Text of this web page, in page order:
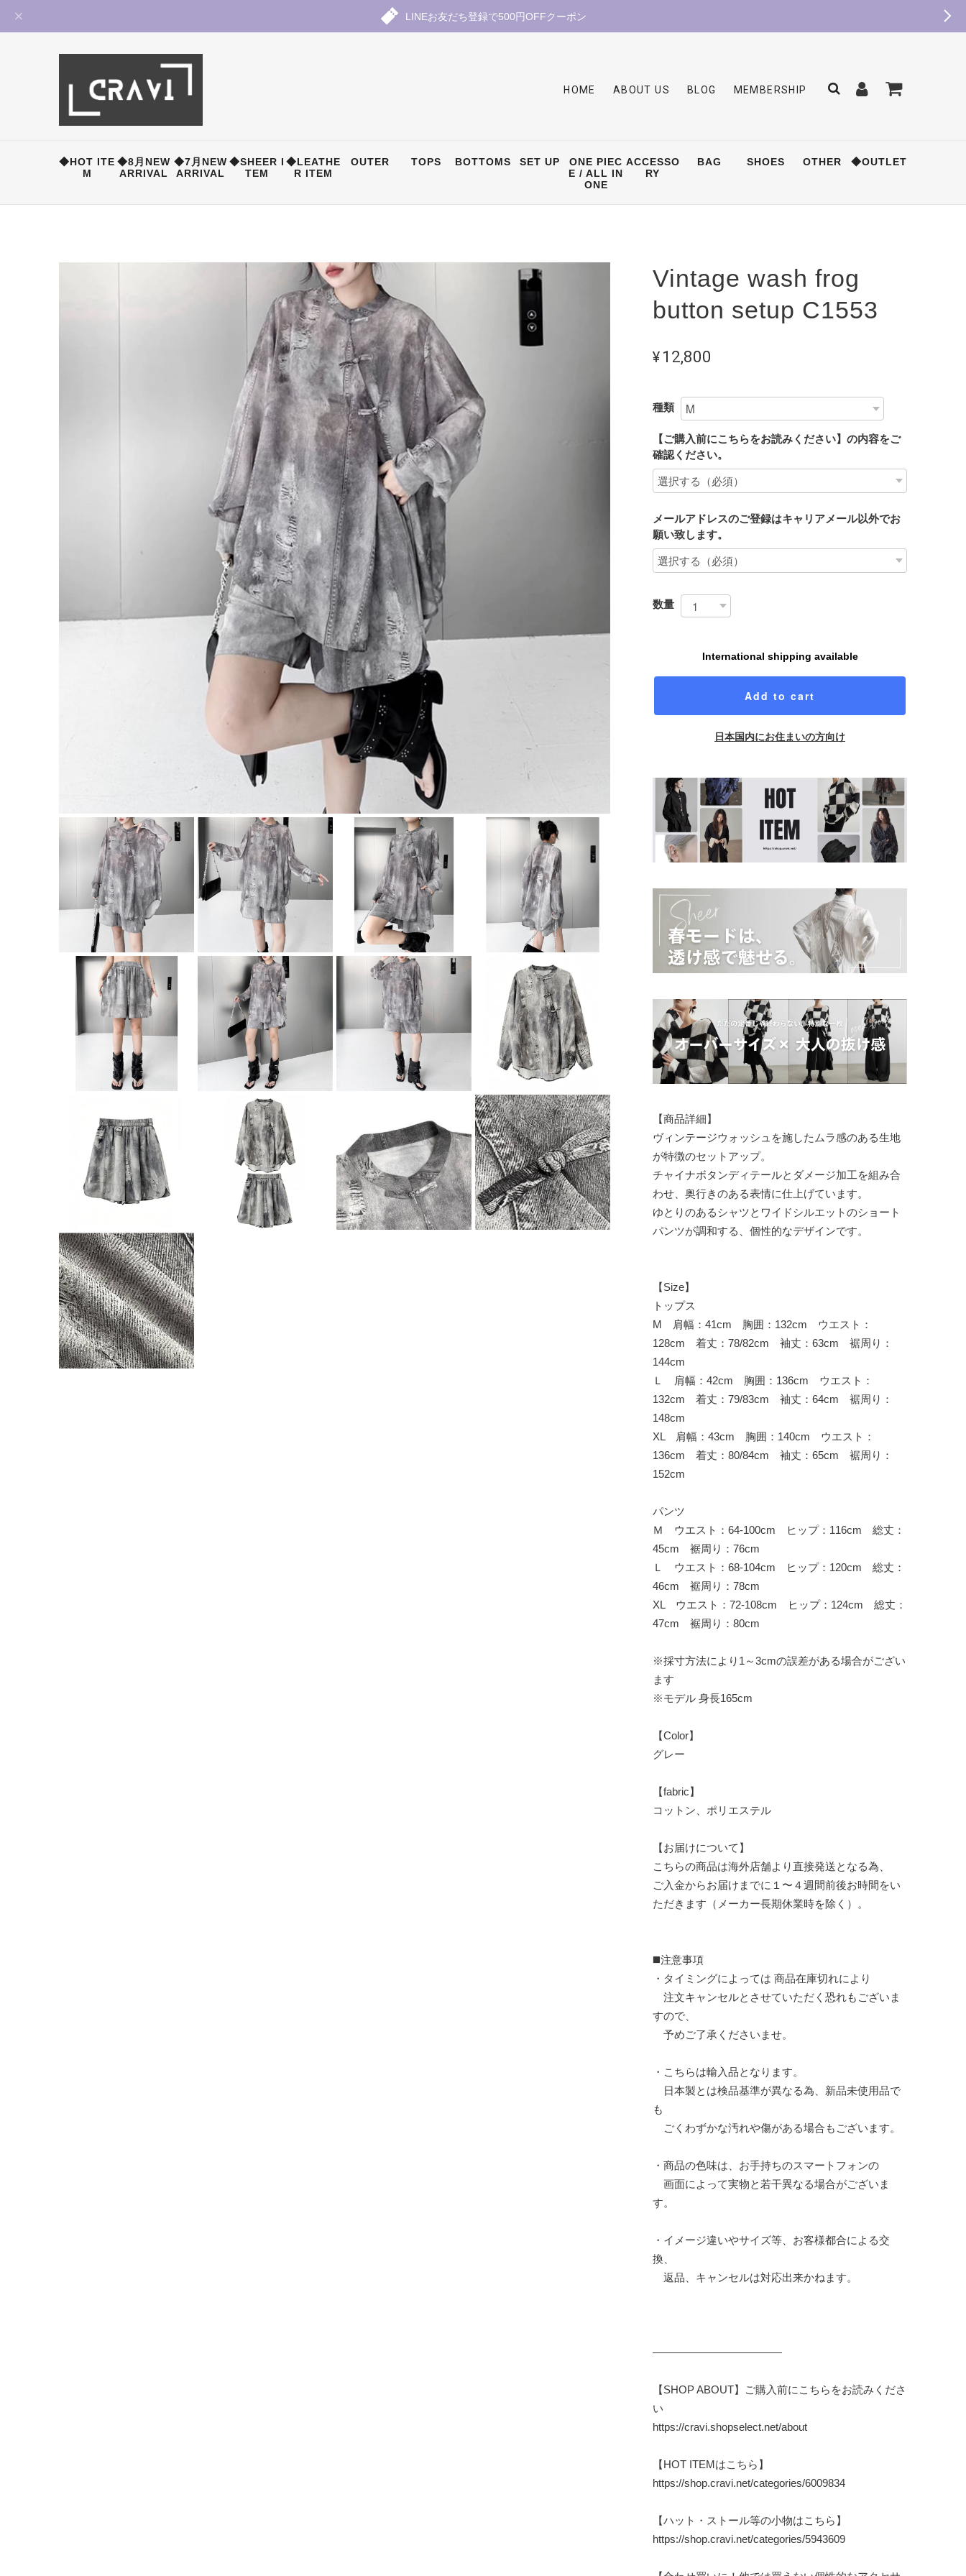
LINEお友だち登録で500円OFFクーポン
HOME ABOUT US BLOG MEMBERSHIP
◆HOT ITE
M
◆8月NEW
ARRIVAL
◆7月NEW
ARRIVAL
◆SHEER I
TEM
◆LEATHE
R ITEM
OUTER TOPS BOTTOMS SET UP
ONE PIEC
E / ALL IN
ONE
ACCESSO
RY
BAG SHOES OTHER ◆OUTLET
Vintage wash frog
button setup C1553
¥12,800
種類
【ご購入前にこちらをお読みください】の内容をご
確認ください。
メールアドレスのご登録はキャリアメール以外でお
願い致します。
数量
International shipping available
Add to cart
日本国内にお住まいの方向け
【商品詳細】
ヴィンテージウォッシュを施したムラ感のある生地
が特徴のセットアップ。
チャイナボタンディテールとダメージ加工を組み合
わせ、奥行きのある表情に仕上げています。
ゆとりのあるシャツとワイドシルエットのショート
パンツが調和する、個性的なデザインです。
【Size】
トップス
M 肩幅：41cm 胸囲：132cm ウエスト：
128cm 着丈：78/82cm 袖丈：63cm 裾周り：
144cm
Ｌ 肩幅：42cm 胸囲：136cm ウエスト：
132cm 着丈：79/83cm 袖丈：64cm 裾周り：
148cm
XL 肩幅：43cm 胸囲：140cm ウエスト：
136cm 着丈：80/84cm 袖丈：65cm 裾周り：
152cm
パンツ
Ｍ ウエスト：64-100cm ヒップ：116cm 総丈：
45cm 裾周り：76cm
Ｌ ウエスト：68-104cm ヒップ：120cm 総丈：
46cm 裾周り：78cm
XL ウエスト：72-108cm ヒップ：124cm 総丈：
47cm 裾周り：80cm
※採寸方法により1～3cmの誤差がある場合がござい
ます
※モデル 身長165cm
【Color】
グレー
【fabric】
コットン、ポリエステル
【お届けについて】
こちらの商品は海外店舗より直接発送となる為、
ご入金からお届けまでに１〜４週間前後お時間をい
ただきます（メーカー長期休業時を除く）。
◼️注意事項
・タイミングによっては 商品在庫切れにより
注文キャンセルとさせていただく恐れもございま
すので、
予めご了承くださいませ。
・こちらは輸入品となります。
日本製とは検品基準が異なる為、新品未使用品で
も
ごくわずかな汚れや傷がある場合もございます。
・商品の色味は、お手持ちのスマートフォンの
画面によって実物と若干異なる場合がございま
す。
・イメージ違いやサイズ等、お客様都合による交
換、
返品、キャンセルは対応出来かねます。
————————————
【SHOP ABOUT】ご購入前にこちらをお読みくださ
い
https://cravi.shopselect.net/about
【HOT ITEMはこちら】
https://shop.cravi.net/categories/6009834
【ハット・ストール等の小物はこちら】
https://shop.cravi.net/categories/5943609